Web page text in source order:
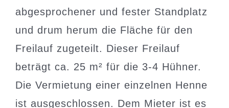
abgesprochener und fester Standplatz
und drum herum die Fläche für den
Freilauf zugeteilt. Dieser Freilauf
beträgt ca. 25 m² für die 3-4 Hühner.
Die Vermietung einer einzelnen Henne
ist ausgeschlossen. Dem Mieter ist es